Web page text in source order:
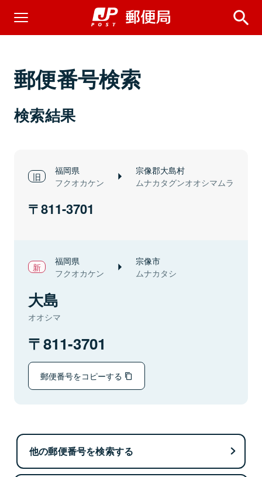
郵便番号検索
検索結果
福岡県
フクオカケン
宗像郡大島村
ムナカタグンオオシマムラ
811-3701
福岡県
フクオカケン
宗像市
ムナカタシ
大島
オオシマ
811-3701
郵便番号をコピーする
他の郵便番号を検索する